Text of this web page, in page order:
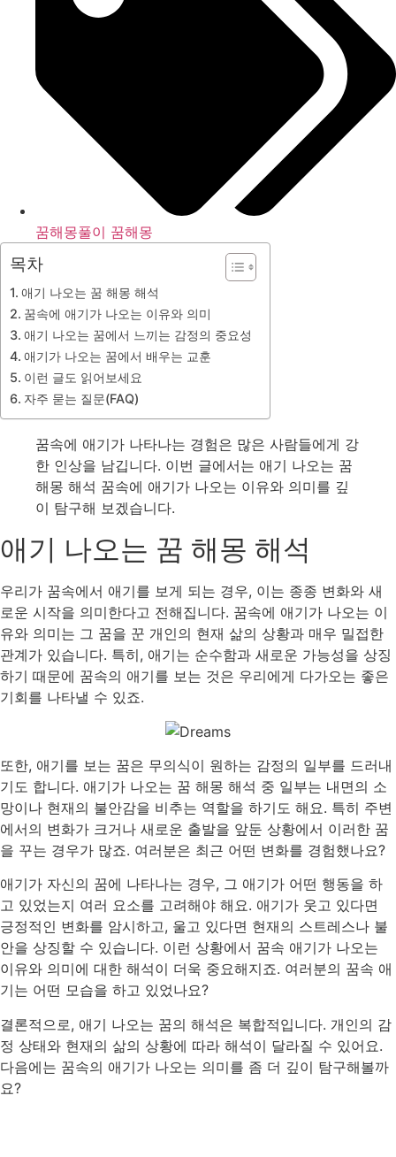
꿈해몽풀이 꿈해몽
목차
애기 나오는 꿈 해몽 해석
꿈속에 애기가 나오는 이유와 의미
애기 나오는 꿈에서 느끼는 감정의 중요성
애기가 나오는 꿈에서 배우는 교훈
이런 글도 읽어보세요
자주 묻는 질문(FAQ)
꿈속에 애기가 나타나는 경험은 많은 사람들에게 강
한 인상을 남깁니다. 이번 글에서는 애기 나오는 꿈
해몽 해석 꿈속에 애기가 나오는 이유와 의미를 깊
이 탐구해 보겠습니다.
애기 나오는 꿈 해몽 해석
우리가 꿈속에서 애기를 보게 되는 경우, 이는 종종 변화와 새
로운 시작을 의미한다고 전해집니다. 꿈속에 애기가 나오는 이
유와 의미는 그 꿈을 꾼 개인의 현재 삶의 상황과 매우 밀접한
관계가 있습니다. 특히, 애기는 순수함과 새로운 가능성을 상징
하기 때문에 꿈속의 애기를 보는 것은 우리에게 다가오는 좋은
기회를 나타낼 수 있죠.
또한, 애기를 보는 꿈은 무의식이 원하는 감정의 일부를 드러내
기도 합니다. 애기가 나오는 꿈 해몽 해석 중 일부는 내면의 소
망이나 현재의 불안감을 비추는 역할을 하기도 해요. 특히 주변
에서의 변화가 크거나 새로운 출발을 앞둔 상황에서 이러한 꿈
을 꾸는 경우가 많죠. 여러분은 최근 어떤 변화를 경험했나요?
애기가 자신의 꿈에 나타나는 경우, 그 애기가 어떤 행동을 하
고 있었는지 여러 요소를 고려해야 해요. 애기가 웃고 있다면
긍정적인 변화를 암시하고, 울고 있다면 현재의 스트레스나 불
안을 상징할 수 있습니다. 이런 상황에서 꿈속 애기가 나오는
이유와 의미에 대한 해석이 더욱 중요해지죠. 여러분의 꿈속 애
기는 어떤 모습을 하고 있었나요?
결론적으로, 애기 나오는 꿈의 해석은 복합적입니다. 개인의 감
정 상태와 현재의 삶의 상황에 따라 해석이 달라질 수 있어요.
다음에는 꿈속의 애기가 나오는 의미를 좀 더 깊이 탐구해볼까
요?